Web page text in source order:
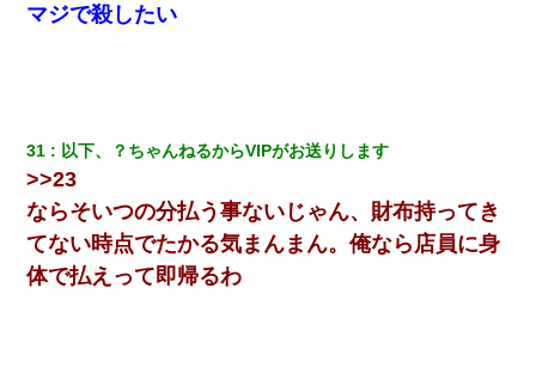
マジで殺したい
31 以下、？ちゃんねるからVIPがお送りします
>>23
ならそいつの分払う事ないじゃん、財布持ってき
てない時点でたかる気まんまん。俺なら店員に身
体で払えって即帰るわ